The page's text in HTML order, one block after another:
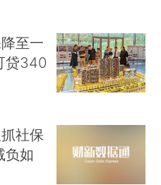
至一
贷340
社保
负如